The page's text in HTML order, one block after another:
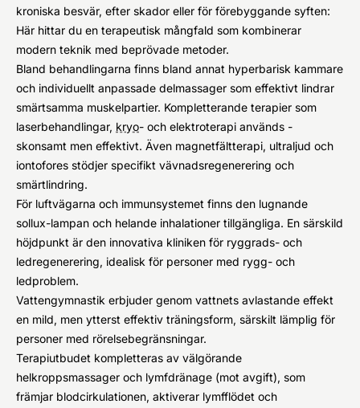
kroniska besvär, efter skador eller för förebyggande syften:
Här hittar du en terapeutisk mångfald som kombinerar
modern teknik med beprövade metoder.
Bland behandlingarna finns bland annat hyperbarisk kammare
och individuellt anpassade delmassager som effektivt lindrar
smärtsamma muskelpartier. Kompletterande terapier som
laserbehandlingar, kryo- och elektroterapi används -
skonsamt men effektivt. Även magnetfältterapi, ultraljud och
iontofores stödjer specifikt vävnadsregenerering och
smärtlindring.
För luftvägarna och immunsystemet finns den lugnande
sollux-lampan och helande inhalationer tillgängliga. En särskild
höjdpunkt är den innovativa kliniken för ryggrads- och
ledregenerering, idealisk för personer med rygg- och
ledproblem.
Vattengymnastik erbjuder genom vattnets avlastande effekt
en mild, men ytterst effektiv träningsform, särskilt lämplig för
personer med rörelsebegränsningar.
Terapiutbudet kompletteras av välgörande
helkroppsmassager och lymfdränage (mot avgift), som
främjar blodcirkulationen, aktiverar lymfflödet och